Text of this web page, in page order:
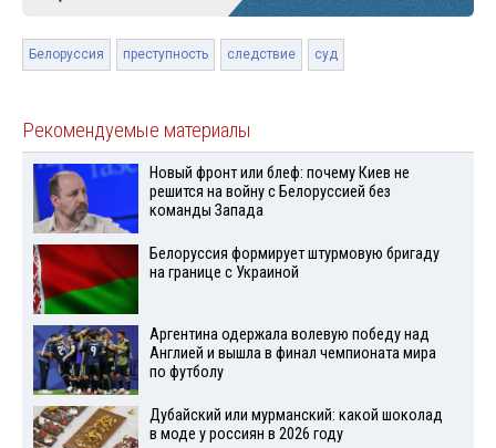
Белоруссия преступность следствие суд
Рекомендуемые материалы
Новый фронт или блеф: почему Киев не
решится на войну с Белоруссией без
команды Запада
Белоруссия формирует штурмовую бригаду
на границе с Украиной
Аргентина одержала волевую победу над
Англией и вышла в финал чемпионата мира
по футболу
Дубайский или мурманский: какой шоколад
в моде у россиян в 2026 году